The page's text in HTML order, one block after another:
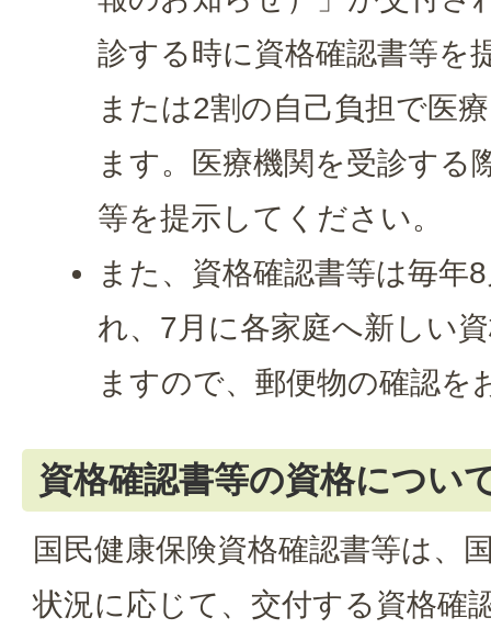
診する時に資格確認書等を
または2割の自己負担で医
ます。医療機関を受診する
等を提示してください。
また、資格確認書等は毎年
れ、7月に各家庭へ新しい
ますので、郵便物の確認を
資格確認書等の資格につい
国民健康保険資格確認書等は、
状況に応じて、交付する資格確